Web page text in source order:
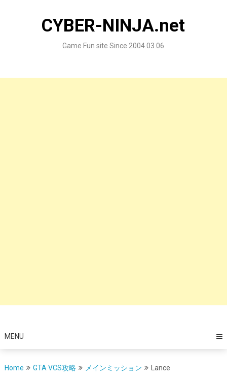
CYBER-NINJA.net
Game Fun site Since 2004.03.06
MENU
Home GTA VCS攻略 メインミッション Lance